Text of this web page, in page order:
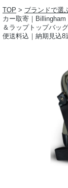
TOP > ブランドで選
カー取寄｜
＆ラップトップバッ
便送料込｜納期見込8